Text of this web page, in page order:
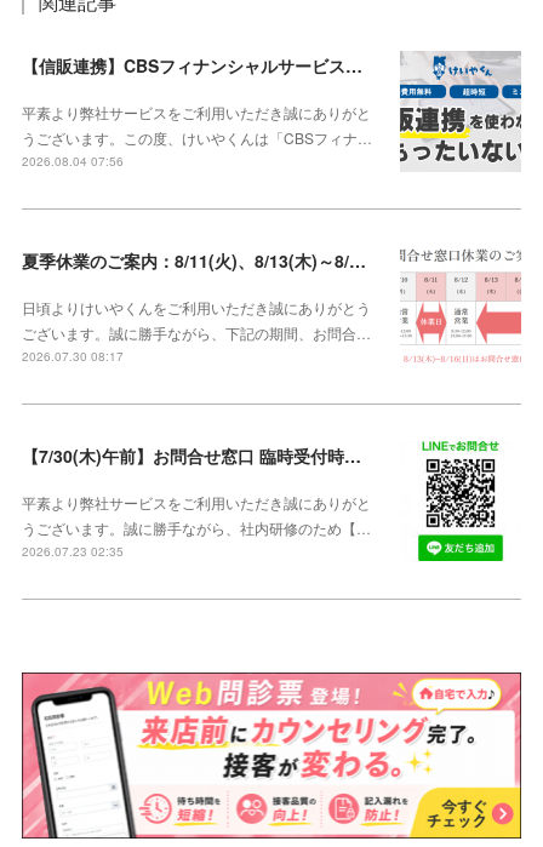
【信販連携】CBSフィナンシャルサービス株式会社との連携を開始しました！
平素より弊社サービスをご利用いただき誠にありがと
うございます。この度、けいやくんは「CBSフィナ…
2026.08.04 07:56
夏季休業のご案内：8/11(火)、8/13(木)～8/16(日)【8/10、8/12は通常営業】
日頃よりけいやくんをご利用いただき誠にありがとう
ございます。誠に勝手ながら、下記の期間、お問合…
2026.07.30 08:17
【7/30(木)午前】お問合せ窓口 臨時受付時間変更のご案内【午前の受付9：30～10:59】
平素より弊社サービスをご利用いただき誠にありがと
うございます。誠に勝手ながら、社内研修のため【…
2026.07.23 02:35